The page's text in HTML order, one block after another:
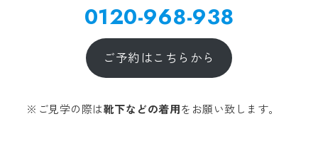
0120-968-938
ご予約はこちらから
※ご見学の際は靴下などの着用をお願い致します。